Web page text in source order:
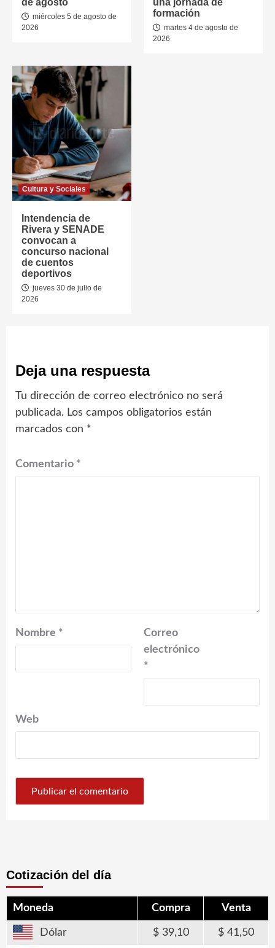
de agosto
miércoles 5 de agosto de
2026
una jornada de
formación
martes 4 de agosto de
2026
Cultura y Sociales
Intendencia de
Rivera y SENADE
convocan a
concurso nacional
de cuentos
deportivos
jueves 30 de julio de
2026
Deja una respuesta
Tu dirección de correo electrónico no será
publicada. Los campos obligatorios están
marcados con *
Comentario *
Nombre *
Correo
electrónico
*
Web
Cotización del día
Moneda Compra Venta
Dólar 39,10 41,50